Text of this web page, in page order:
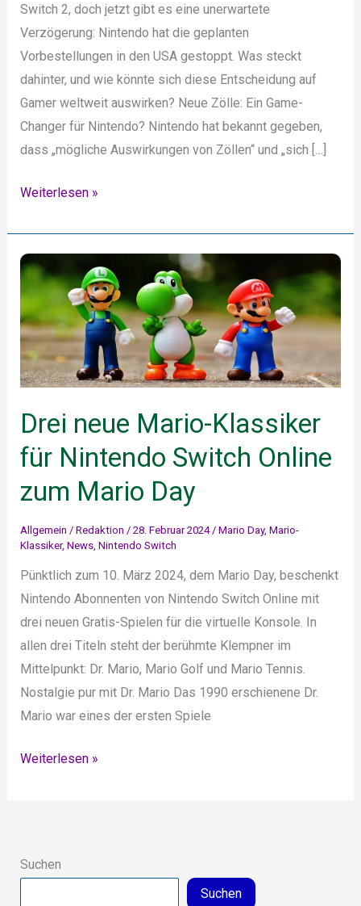
Switch 2, doch jetzt gibt es eine unerwartete
Verzögerung: Nintendo hat die geplanten
Vorbestellungen in den USA gestoppt. Was steckt
dahinter, und wie könnte sich diese Entscheidung auf
Gamer weltweit auswirken? Neue Zölle: Ein Game-
Changer für Nintendo? Nintendo hat bekannt gegeben,
dass „mögliche Auswirkungen von Zöllen“ und „sich […]
Nintendo
2:
Vorbestellungen
verschoben
Ein
Bosskampf
für
Weiterlesen »
Drei neue Mario-Klassiker
für Nintendo Switch Online
zum Mario Day
Allgemein / Redaktion / 28. Februar 2024 / Mario Day, Mario-
Klassiker, News, Nintendo Switch
Pünktlich zum 10. März 2024, dem Mario Day, beschenkt
Nintendo Abonnenten von Nintendo Switch Online mit
drei neuen Gratis-Spielen für die virtuelle Konsole. In
allen drei Titeln steht der berühmte Klempner im
Mittelpunkt: Dr. Mario, Mario Golf und Mario Tennis.
Nostalgie pur mit Dr. Mario Das 1990 erschienene Dr.
Mario war eines der ersten Spiele
Drei
Nintendo
Weiterlesen »
Suchen
Suchen